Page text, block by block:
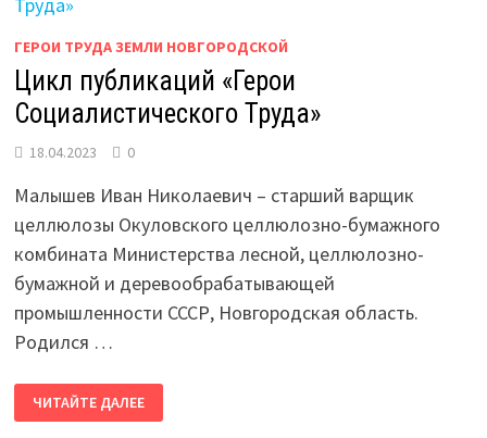
ГЕРОИ ТРУДА ЗЕМЛИ НОВГОРОДСКОЙ
Цикл публикаций «Герои
Социалистического Труда»
18.04.2023 0
Малышев Иван Николаевич – старший варщик
целлюлозы Окуловского целлюлозно-бумажного
комбината Министерства лесной, целлюлозно-
бумажной и деревообрабатывающей
промышленности СССР, Новгородская область.
Родился …
ПУБЛИКАЦИЙ
«ГЕРОИ
ЧИТАЙТЕ ДАЛЕЕ